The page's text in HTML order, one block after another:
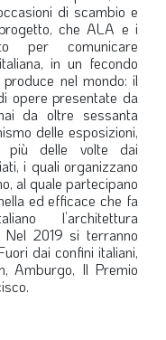
di scambio e
che ALA e i
per comunicare
in un fecondo
nel mondo: il
opere presentate da
da oltre sessanta
delle esposizioni,
più delle volte dai
i quali organizzano
al quale partecipano
ed efficace che fa
l’architettura
Nel 2019 si terranno
dai confini italiani,
Amburgo, Il Premio